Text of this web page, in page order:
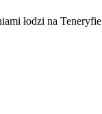
łodzi na Teneryfie